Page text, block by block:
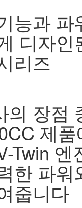
능과 파
디자인
리즈
의 장점
제품
Twin엔
한 파워
줍니다